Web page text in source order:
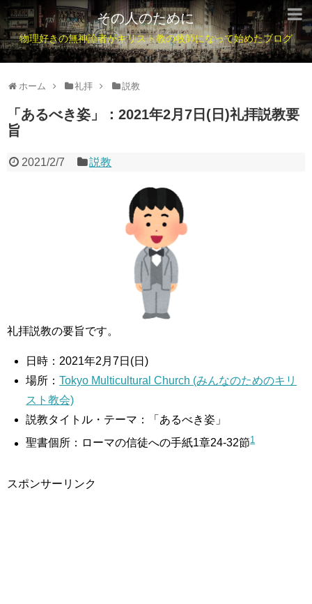
その人のために
物理好きの無神論者がキリスト教の牧師になって始めたブログ
ホーム 礼拝 説教
「あるべき姿」：2021年2月7日(日)礼拝説教要
旨
2021/2/7 説教
礼拝説教の要旨です。
日時：2021年2月7日(日)
場所：Tokyo Multicultural Church (みんなのためのキリ
スト教会)
説教タイトル・テーマ：「あるべき姿」
聖書個所：ローマの信徒への手紙1章24-32節1
スポンサーリンク